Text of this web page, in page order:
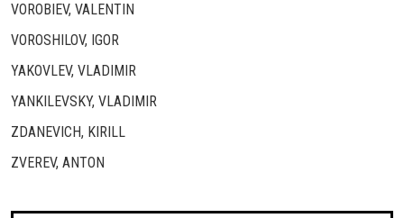
VOROBIEV, VALENTIN
VOROSHILOV, IGOR
YAKOVLEV, VLADIMIR
YANKILEVSKY, VLADIMIR
ZDANEVICH, KIRILL
ZVEREV, ANTON